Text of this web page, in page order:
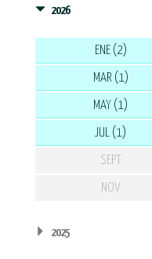
2026
ENE (2)
MAR (1)
MAY (1)
JUL (1)
SEPT
NOV
2025